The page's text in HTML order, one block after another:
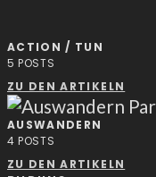
ACTION / TUN
5 POSTS
ZU DEN ARTIKELN
AUSWANDERN
4 POSTS
ZU DEN ARTIKELN